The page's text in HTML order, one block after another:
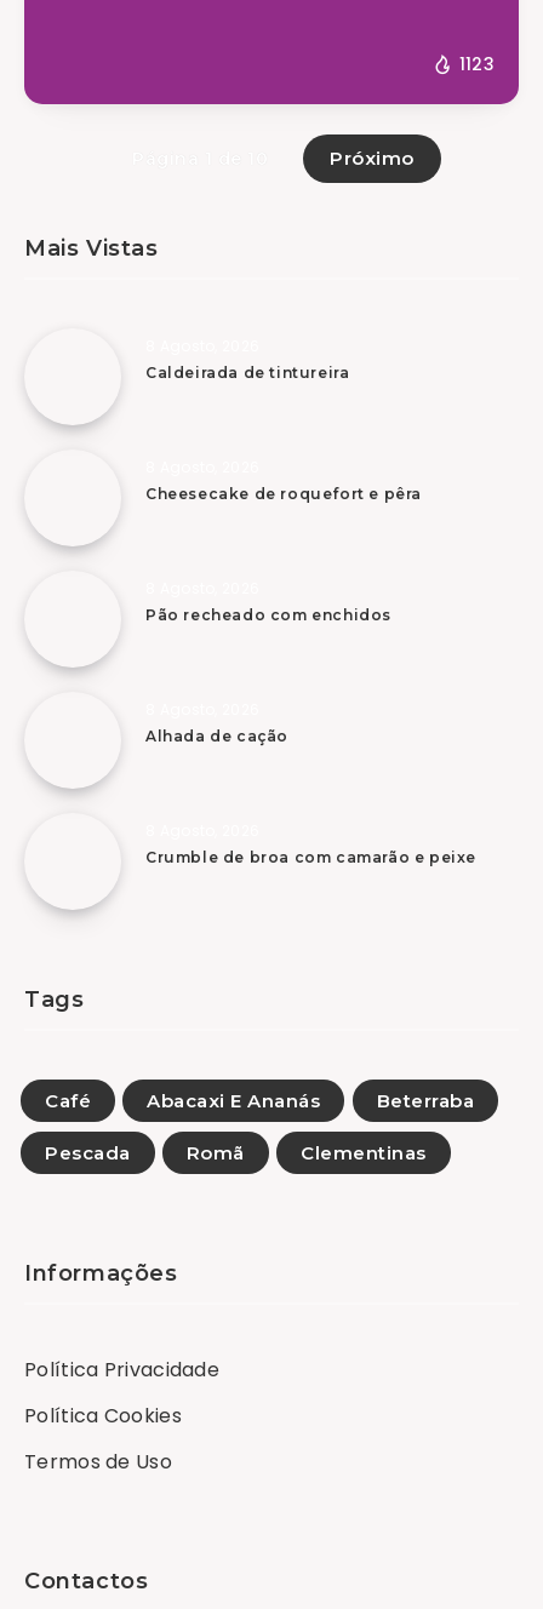
1123
Próximo
Mais Vistas
Caldeirada de tintureira
Cheesecake de roquefort e pêra
Pão recheado com enchidos
Alhada de cação
Crumble de broa com camarão e peixe
Tags
Café Abacaxi E Ananás Beterraba
Pescada Romã Clementinas
Informações
Política Privacidade
Política Cookies
Termos de Uso
Contactos